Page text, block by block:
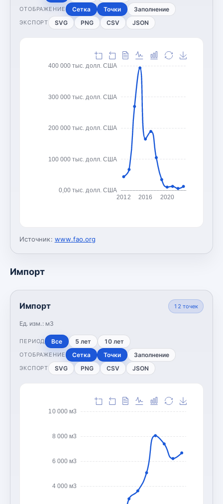
ОТОБРАЖЕНИЕ Сетка Точки Заполнение
ЭКСПОРТ SVG PNG CSV JSON
0,00 тыс. долл. США
100 000 тыс. долл. США
200 000 тыс. долл. США
300 000 тыс. долл. США
400 000 тыс. долл. США
2012 2016 2020
Источник: www.fao.org
Импорт
Импорт
Ед. изм.: м3
12 точек
ПЕРИОД Все 5 лет 10 лет
ОТОБРАЖЕНИЕ Сетка Точки Заполнение
ЭКСПОРТ SVG PNG CSV JSON
4 000 м3
6 000 м3
8 000 м3
10 000 м3